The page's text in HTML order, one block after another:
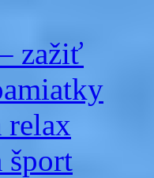
zažiť
relax
šport